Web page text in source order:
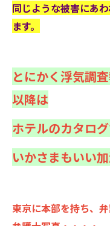
同じような被害にあ
ます。
とにかく浮気調
以降は
ホテルのカタロ
いかさまもいい加
東京に本部を持ち、